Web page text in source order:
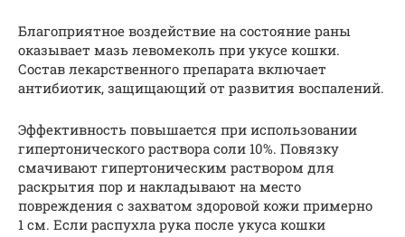
Благоприятное воздействие на состояние раны
оказывает мазь левомеколь при укусе кошки.
Состав лекарственного препарата включает
антибиотик, защищающий от развития воспалений.
Эффективность повышается при использовании
гипертонического раствора соли 10%. Повязку
смачивают гипертоническим раствором для
раскрытия пор и накладывают на место
повреждения с захватом здоровой кожи примерно
1 см. Если распухла рука после укуса кошки